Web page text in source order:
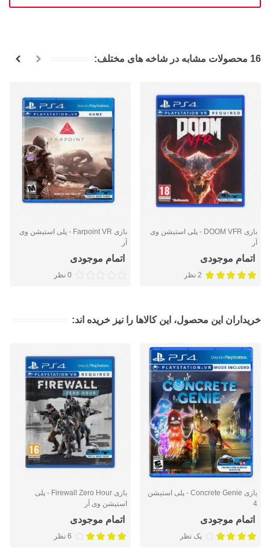
16 محصولات مشابه در شاخه های مختلف:
بازی DOOM VFR - پلی استیشن وی
آر
اتمام موجودی
2 نظر
بازی Farpoint VR - پلی استیشن وی
آر
اتمام موجودی
0 نظر
خریداران این محصول، این کالاها را نیز خریده اند:
بازی Concrete Genie - پلی استیشن
4
اتمام موجودی
یک نظر
بازی Firewall Zero Hour - پلی
استیشن وی آر
اتمام موجودی
6 نظر